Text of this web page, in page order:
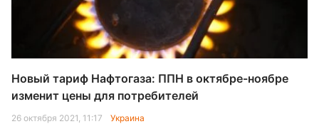
Новый тариф Нафтогаза: ППН в октябре-ноябре
изменит цены для потребителей
26 октября 2021, 11:17 Украина